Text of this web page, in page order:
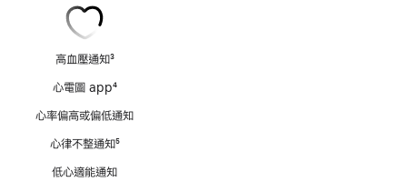
高血壓通知3
心電圖 app4
心率偏高或偏低通知
心律不整通知5
低心適能通知